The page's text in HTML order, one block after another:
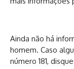
Ainda não há
homem. Caso
número 181,